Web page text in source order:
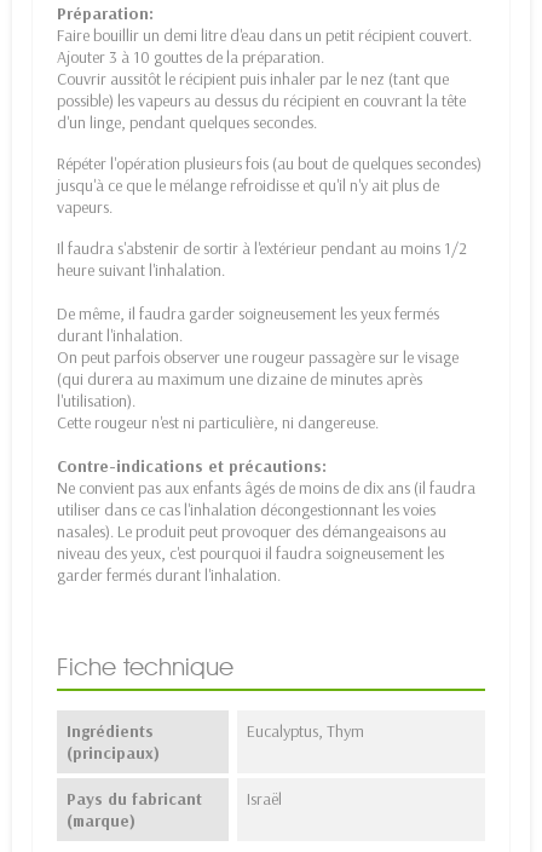
Préparation:
Faire bouillir un demi litre d'eau dans un petit récipient couvert.
Ajouter 3 à 10 gouttes de la préparation.
Couvrir aussitôt le récipient puis inhaler par le nez (tant que
possible) les vapeurs au dessus du récipient en couvrant la tête
d'un linge, pendant quelques secondes.
Répéter l'opération plusieurs fois (au bout de quelques secondes)
jusqu'à ce que le mélange refroidisse et qu'il n'y ait plus de
vapeurs.
Il faudra s'abstenir de sortir à l'extérieur pendant au moins 1/2
heure suivant l'inhalation.
De même, il faudra garder soigneusement les yeux fermés
durant l'inhalation.
On peut parfois observer une rougeur passagère sur le visage
(qui durera au maximum une dizaine de minutes après
l'utilisation).
Cette rougeur n'est ni particulière, ni dangereuse.
Contre-indications et précautions:
Ne convient pas aux enfants âgés de moins de dix ans (il faudra
utiliser dans ce cas l'inhalation décongestionnant les voies
nasales). Le produit peut provoquer des démangeaisons au
niveau des yeux, c'est pourquoi il faudra soigneusement les
garder fermés durant l'inhalation.
Fiche technique
Ingrédients
(principaux)
Eucalyptus, Thym
Pays du fabricant
(marque)
Israël